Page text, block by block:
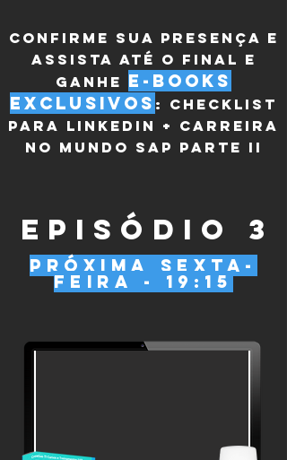
CONFIRME SUA PRESENÇA E
ASSISTA ATÉ O FINAL E
GANHE E-BOOKs
EXCLUSIVOs : CHECKLIST
PARA LINKEDIN + carreira
no mundo sap parte ii
episódio 3
próxima sexta-
feira - 19:15